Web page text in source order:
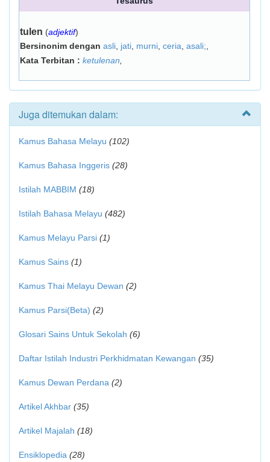
tulen (adjektif)
Bersinonim dengan asli jati murni ceria asali;
Kata Terbitan : ketulenan
Juga ditemukan dalam:
Kamus Bahasa Melayu (102)
Kamus Bahasa Inggeris (28)
Istilah MABBIM (18)
Istilah Bahasa Melayu (482)
Kamus Melayu Parsi (1)
Kamus Sains (1)
Kamus Thai Melayu Dewan (2)
Kamus Parsi(Beta) (2)
Glosari Sains Untuk Sekolah (6)
Daftar Istilah Industri Perkhidmatan Kewangan (35)
Kamus Dewan Perdana (2)
Artikel Akhbar (35)
Artikel Majalah (18)
Ensiklopedia (28)